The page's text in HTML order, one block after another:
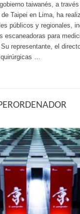
taiwanés, a
Taipei en Lima, ha
públicos y regionales,
escaneadoras para
representante, el
…